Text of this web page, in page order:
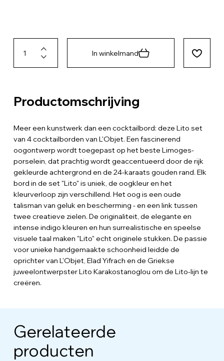
In winkelmand
Productomschrijving
Meer een kunstwerk dan een cocktailbord: deze Lito set
van 4 cocktailborden van L'Objet. Een fascinerend
oogontwerp wordt toegepast op het beste Limoges-
porselein, dat prachtig wordt geaccentueerd door de rijk
gekleurde achtergrond en de 24-karaats gouden rand. Elk
bord in de set "Lito" is uniek, de oogkleur en het
kleurverloop zijn verschillend. Het oog is een oude
talisman van geluk en bescherming - en een link tussen
twee creatieve zielen. De originaliteit, de elegante en
intense indigo kleuren en hun surrealistische en speelse
visuele taal maken "Lito" echt originele stukken. De passie
voor unieke handgemaakte schoonheid leidde de
oprichter van L'Objet, Elad Yifrach en de Griekse
juweelontwerpster Lito Karakostanoglou om de Lito-lijn te
creëren.
Gerelateerde
producten